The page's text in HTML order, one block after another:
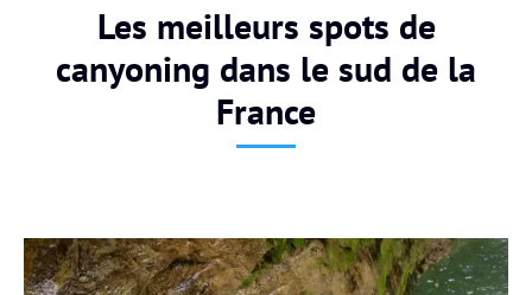
Les meilleurs spots de
canyoning dans le sud de la
France